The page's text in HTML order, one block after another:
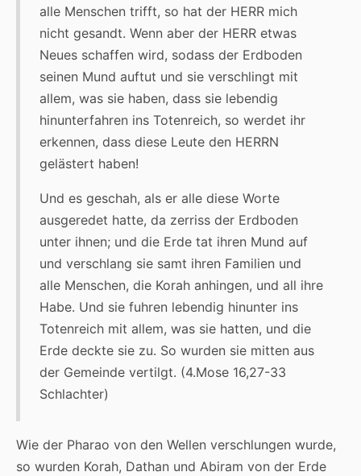
alle Menschen trifft, so hat der HERR mich
nicht gesandt. Wenn aber der HERR etwas
Neues schaffen wird, sodass der Erdboden
seinen Mund auftut und sie verschlingt mit
allem, was sie haben, dass sie lebendig
hinunterfahren ins Totenreich, so werdet ihr
erkennen, dass diese Leute den HERRN
gelästert haben!
Und es geschah, als er alle diese Worte
ausgeredet hatte, da zerriss der Erdboden
unter ihnen; und die Erde tat ihren Mund auf
und verschlang sie samt ihren Familien und
alle Menschen, die Korah anhingen, und all ihre
Habe. Und sie fuhren lebendig hinunter ins
Totenreich mit allem, was sie hatten, und die
Erde deckte sie zu. So wurden sie mitten aus
der Gemeinde vertilgt. (4.Mose 16,27-33
Schlachter)
Wie der Pharao von den Wellen verschlungen wurde,
so wurden Korah, Dathan und Abiram von der Erde